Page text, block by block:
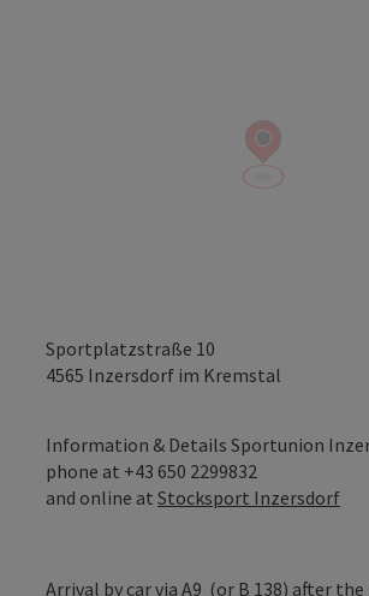
Sportplatzstraße 10
4565 Inzersdorf im Kremstal
Information & Details Sportunion
phone at +43 650 2299832
and online at Stocksport Inzersdorf
Arrival by car via A9 (or B 138) after